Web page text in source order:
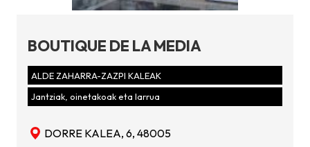
BOUTIQUE DE LA MEDIA
ALDE ZAHARRA-ZAZPI KALEAK
Jantziak, oinetakoak eta larrua
DORRE KALEA, 6, 48005